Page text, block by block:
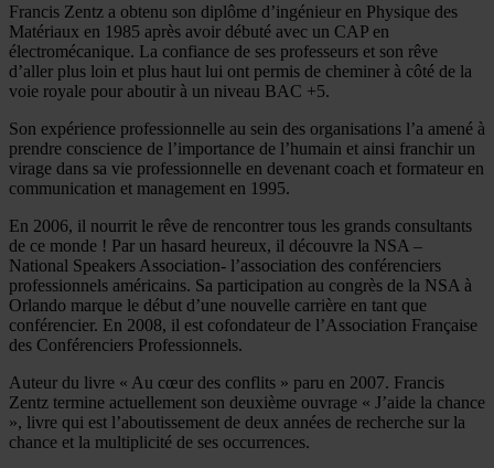
Francis Zentz a obtenu son diplôme d’ingénieur en Physique des
Matériaux en 1985 après avoir débuté avec un CAP en
électromécanique. La confiance de ses professeurs et son rêve
d’aller plus loin et plus haut lui ont permis de cheminer à côté de la
voie royale pour aboutir à un niveau BAC +5.
Son expérience professionnelle au sein des organisations l’a amené à
prendre conscience de l’importance de l’humain et ainsi franchir un
virage dans sa vie professionnelle en devenant coach et formateur en
communication et management en 1995.
En 2006, il nourrit le rêve de rencontrer tous les grands consultants
de ce monde ! Par un hasard heureux, il découvre la NSA –
National Speakers Association- l’association des conférenciers
professionnels américains. Sa participation au congrès de la NSA à
Orlando marque le début d’une nouvelle carrière en tant que
conférencier. En 2008, il est cofondateur de l’Association Française
des Conférenciers Professionnels.
Auteur du livre « Au cœur des conflits » paru en 2007. Francis
Zentz termine actuellement son deuxième ouvrage « J’aide la chance
», livre qui est l’aboutissement de deux années de recherche sur la
chance et la multiplicité de ses occurrences.